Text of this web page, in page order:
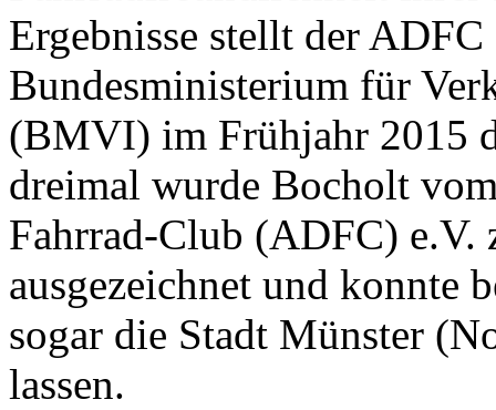
Ergebnisse stellt der
Bundesministerium für
(BMVI) im Frühjahr 2015
dreimal wurde Bocholt
Fahrrad-Club (ADFC) e.V.
ausgezeichnet und konnte
sogar die Stadt Münster
lassen.